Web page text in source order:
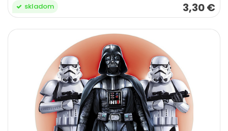
3,30 €
skladom